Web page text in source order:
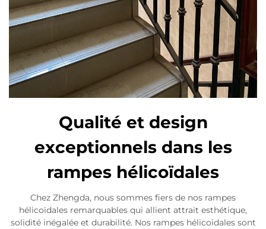
Qualité et design
exceptionnels dans les
rampes hélicoïdales
Chez Zhengda, nous sommes fiers de nos rampes
hélicoïdales remarquables qui allient attrait esthétique,
solidité inégalée et durabilité. Nos rampes hélicoïdales sont